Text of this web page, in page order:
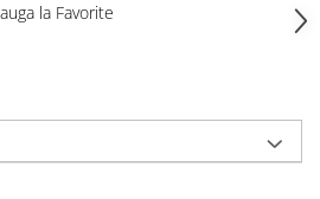
la Favorite